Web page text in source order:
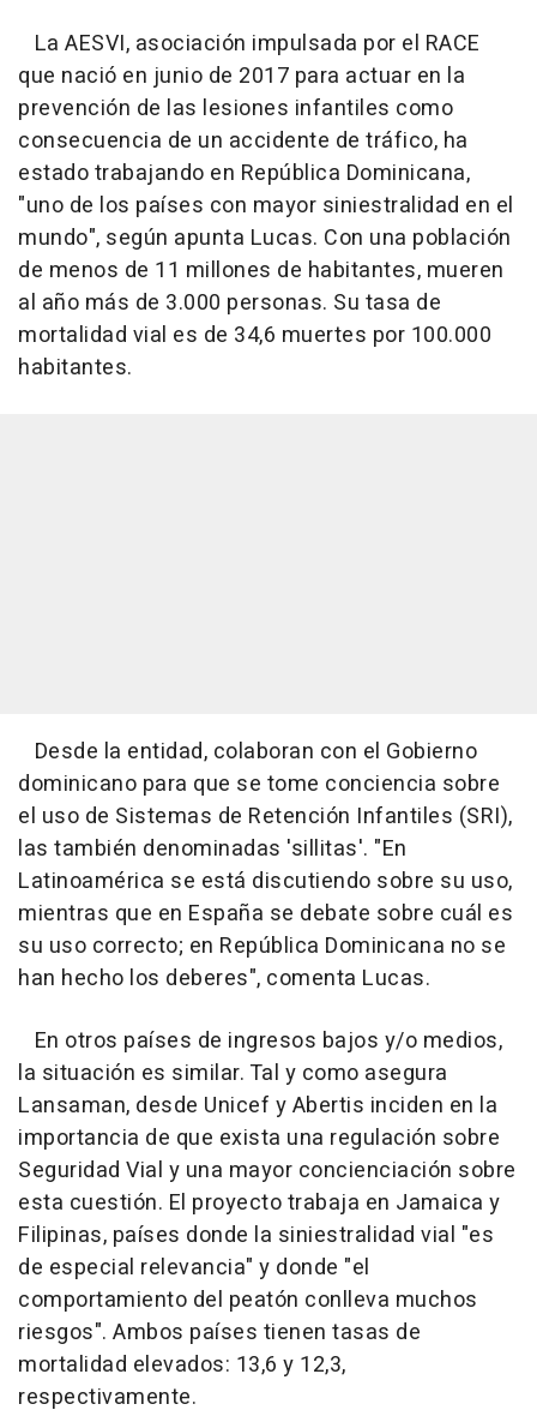
La AESVI, asociación impulsada por el RACE
que nació en junio de 2017 para actuar en la
prevención de las lesiones infantiles como
consecuencia de un accidente de tráfico, ha
estado trabajando en República Dominicana,
"uno de los países con mayor siniestralidad en el
mundo", según apunta Lucas. Con una población
de menos de 11 millones de habitantes, mueren
al año más de 3.000 personas. Su tasa de
mortalidad vial es de 34,6 muertes por 100.000
habitantes.
Desde la entidad, colaboran con el Gobierno
dominicano para que se tome conciencia sobre
el uso de Sistemas de Retención Infantiles (SRI),
las también denominadas 'sillitas'. "En
Latinoamérica se está discutiendo sobre su uso,
mientras que en España se debate sobre cuál es
su uso correcto; en República Dominicana no se
han hecho los deberes", comenta Lucas.
En otros países de ingresos bajos y/o medios,
la situación es similar. Tal y como asegura
Lansaman, desde Unicef y Abertis inciden en la
importancia de que exista una regulación sobre
Seguridad Vial y una mayor concienciación sobre
esta cuestión. El proyecto trabaja en Jamaica y
Filipinas, países donde la siniestralidad vial "es
de especial relevancia" y donde "el
comportamiento del peatón conlleva muchos
riesgos". Ambos países tienen tasas de
mortalidad elevados: 13,6 y 12,3,
respectivamente.